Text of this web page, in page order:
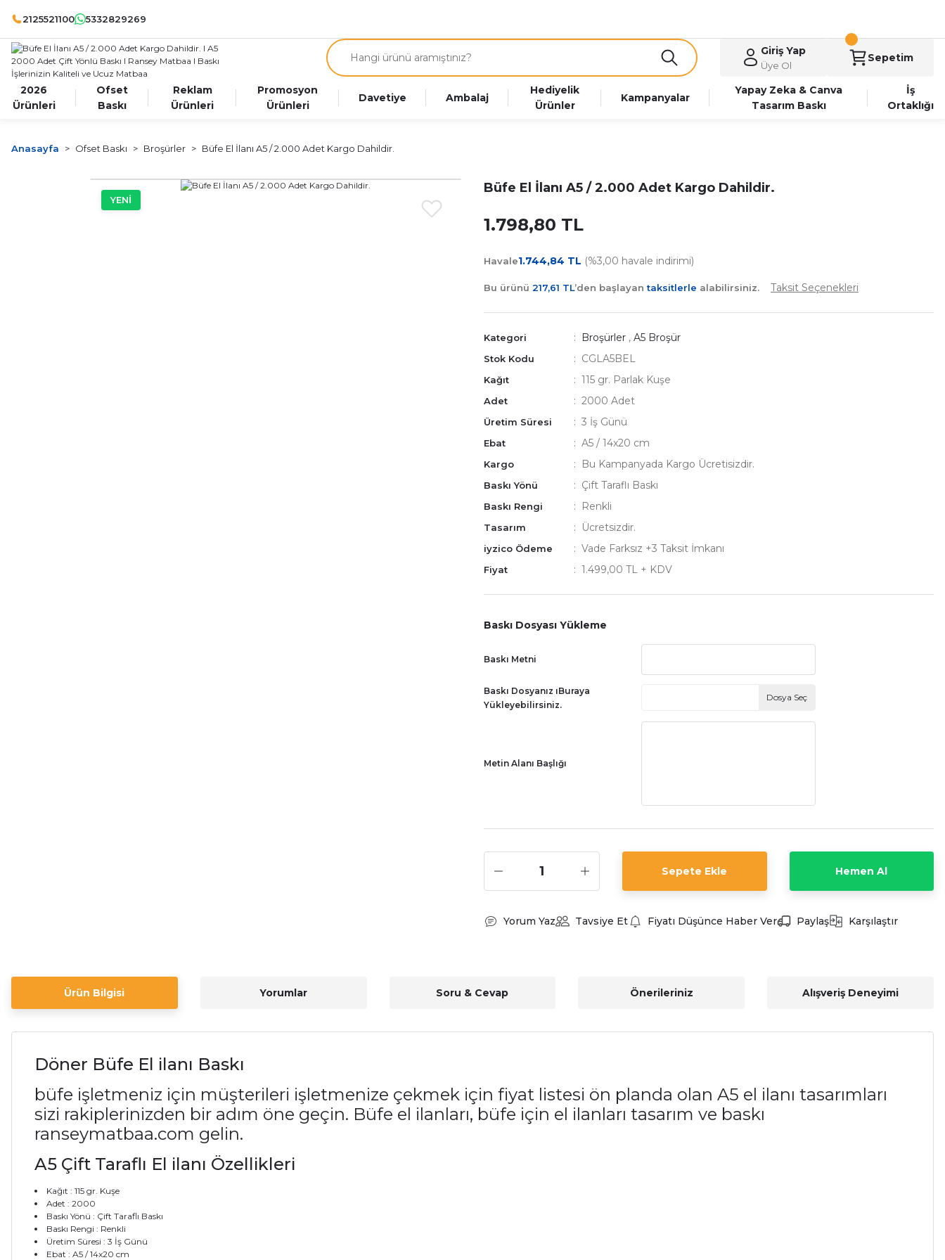
2125521100 5332829269
Giriş Yap
Üye Ol
Sepetim
2026
Ürünleri
Ofset
Baskı
Reklam
Ürünleri
Promosyon
Ürünleri
Davetiye Ambalaj
Hediyelik
Ürünler
Kampanyalar
Yapay Zeka & Canva
Tasarım Baskı
İş
Ortaklığı
Anasayfa Ofset Baskı Broşürler Büfe El İlanı A5 / 2.000 Adet Kargo Dahildir.
YENİ
Büfe El İlanı A5 / 2.000 Adet Kargo Dahildir.
1.798,80 TL
Havale1.744,84 TL (%3,00 havale indirimi)
Bu ürünü 217,61 TL’den başlayantaksitlerle alabilirsiniz. Taksit Seçenekleri
Kategori Broşürler , A5 Broşür
Stok Kodu CGLA5BEL
Kağıt 115 gr. Parlak Kuşe
Adet 2000 Adet
Üretim Süresi 3 İş Günü
Ebat A5 / 14x20 cm
Kargo Bu Kampanyada Kargo Ücretisizdir.
Baskı Yönü Çift Taraflı Baskı
Baskı Rengi Renkli
Tasarım Ücretsizdir.
iyzico Ödeme Vade Farksız +3 Taksit İmkanı
Fiyat 1.499,00 TL + KDV
Baskı Dosyası Yükleme
Baskı Metni
Baskı Dosyanız ıBuraya
Yükleyebilirsiniz.
Dosya Seç
Metin Alanı Başlığı
Sepete Ekle Hemen Al
Yorum Yaz Tavsiye Et Fiyatı Düşünce Haber Ver Paylaş Karşılaştır
Ürün Bilgisi Yorumlar Soru & Cevap Önerileriniz Alışveriş Deneyimi
Döner Büfe El ilanı Baskı
büfe işletmeniz için müşterileri işletmenize çekmek için fiyat listesi ön planda olan A5 el ilanı tasarımları
sizi rakiplerinizden bir adım öne geçin. Büfe el ilanları, büfe için el ilanları tasarım ve baskı
ranseymatbaa.com gelin.
A5 Çift Taraflı El ilanı Özellikleri
Kağıt : 115 gr. Kuşe
Adet : 2000
Baskı Yönü : Çift Taraflı Baskı
Baskı Rengi : Renkli
Üretim Süresi : 3 İş Günü
Ebat : A5 / 14x20 cm